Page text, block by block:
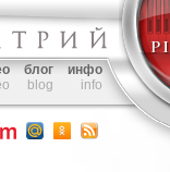
блог
инфо
blog info